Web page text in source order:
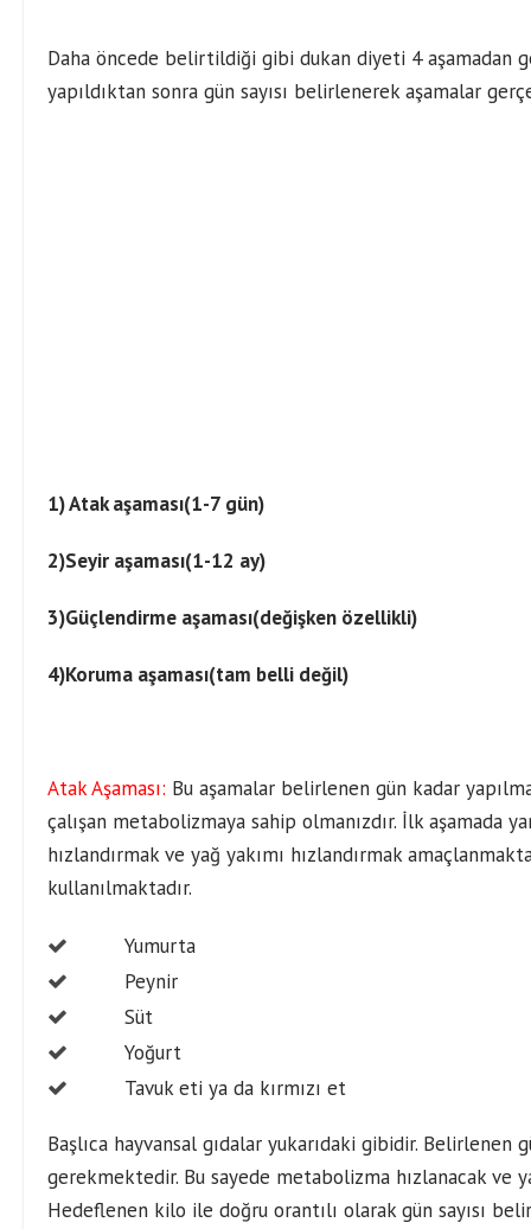
Daha öncede belirtildiği gibi dukan diyeti 4 aşamadan
yapıldıktan sonra gün sayısı belirlenerek aşamalar
1) Atak aşaması(1-7 gün)
2)Seyir aşaması(1-12 ay)
3)Güçlendirme aşaması(değişken özellikli)
4)Koruma aşaması(tam belli değil)
Atak Aşaması: Bu aşamalar belirlenen gün kadar
çalışan metabolizmaya sahip olmanızdır. İlk aşamada
hızlandırmak ve yağ yakımı hızlandırmak
kullanılmaktadır.
Yumurta
Peynir
Süt
Yoğurt
Tavuk eti ya da kırmızı et
Başlıca hayvansal gıdalar yukarıdaki gibidir.
gerekmektedir. Bu sayede metabolizma hızlanacak ve
Hedeflenen kilo ile doğru orantılı olarak gün sayısı